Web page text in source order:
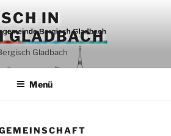
IN
GLADBACH
Gladbach
Menü